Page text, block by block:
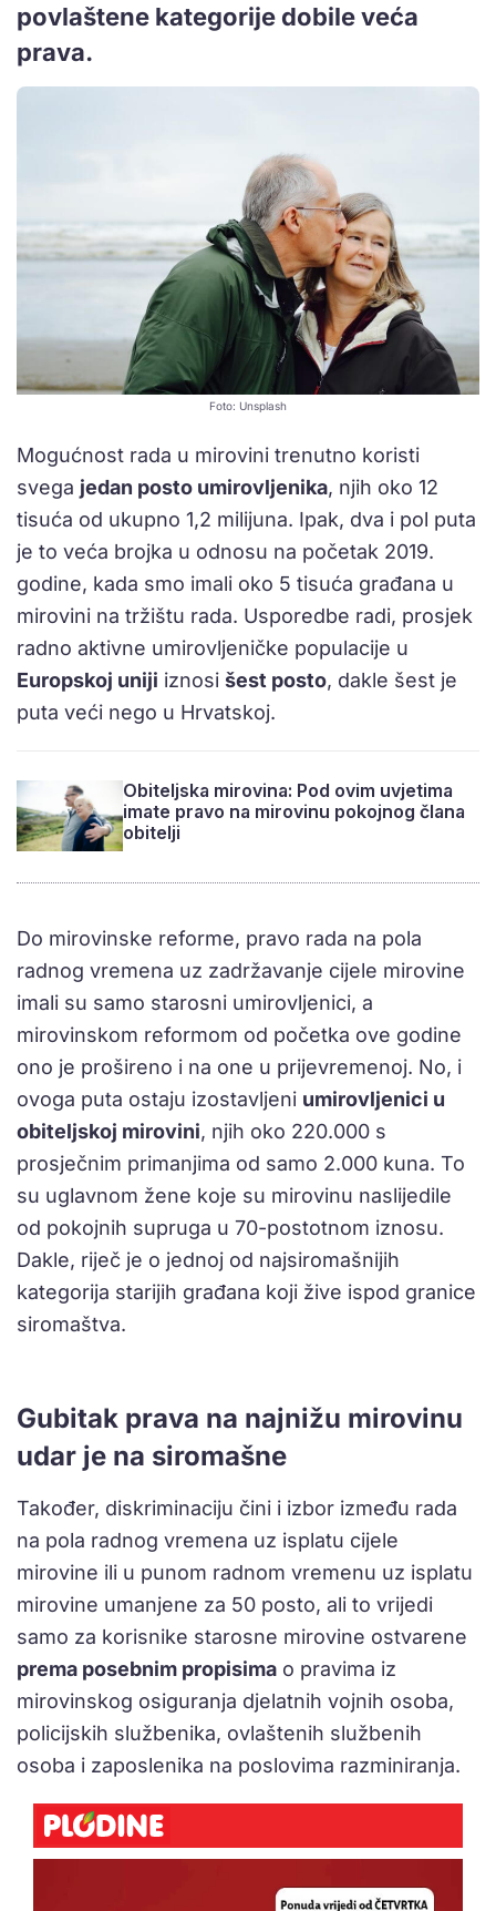
povlaštene kategorije dobile veća
prava.
Foto: Unsplash
Mogućnost rada u mirovini trenutno koristi
svega jedan posto umirovljenika, njih oko 12
tisuća od ukupno 1,2 milijuna. Ipak, dva i pol puta
je to veća brojka u odnosu na početak 2019.
godine, kada smo imali oko 5 tisuća građana u
mirovini na tržištu rada. Usporedbe radi, prosjek
radno aktivne umirovljeničke populacije u
Europskoj uniji iznosi šest posto, dakle šest je
puta veći nego u Hrvatskoj.
Obiteljska mirovina: Pod ovim uvjetima
imate pravo na mirovinu pokojnog člana
obitelji
Do mirovinske reforme, pravo rada na pola
radnog vremena uz zadržavanje cijele mirovine
imali su samo starosni umirovljenici, a
mirovinskom reformom od početka ove godine
ono je prošireno i na one u prijevremenoj. No, i
ovoga puta ostaju izostavljeni umirovljenici u
obiteljskoj mirovini, njih oko 220.000 s
prosječnim primanjima od samo 2.000 kuna. To
su uglavnom žene koje su mirovinu naslijedile
od pokojnih supruga u 70-postotnom iznosu.
Dakle, riječ je o jednoj od najsiromašnijih
kategorija starijih građana koji žive ispod granice
siromaštva.
Gubitak prava na najnižu mirovinu
udar je na siromašne
Također, diskriminaciju čini i izbor između rada
na pola radnog vremena uz isplatu cijele
mirovine ili u punom radnom vremenu uz isplatu
mirovine umanjene za 50 posto, ali to vrijedi
samo za korisnike starosne mirovine ostvarene
prema posebnim propisima o pravima iz
mirovinskog osiguranja djelatnih vojnih osoba,
policijskih službenika, ovlaštenih službenih
osoba i zaposlenika na poslovima razminiranja.